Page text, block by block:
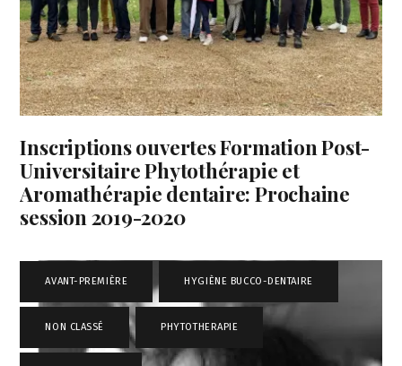
Inscriptions ouvertes Formation Post-
Universitaire Phytothérapie et
Aromathérapie dentaire: Prochaine
session 2019-2020
AVANT-PREMIÈRE HYGIÈNE BUCCO-DENTAIRE
NON CLASSÉ , PHYTOTHERAPIE